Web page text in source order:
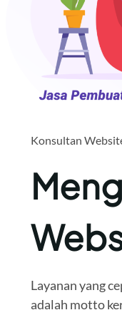
Konsultan
Layanan yang
adalah motto